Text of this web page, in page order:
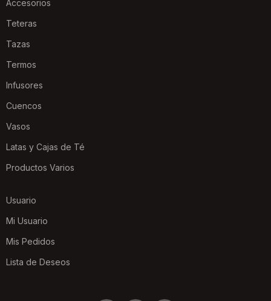
Accesorios
Teteras
Tazas
Termos
Infusores
Cuencos
Vasos
Latas y Cajas de Té
Productos Varios
Usuario
Mi Usuario
Mis Pedidos
Lista de Deseos